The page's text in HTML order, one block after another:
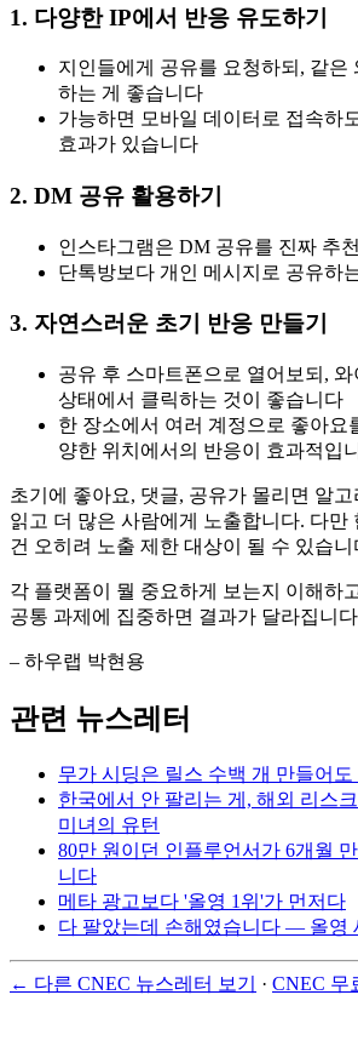
1. 다양한 IP에서 반응 유도하기
지인들에게 공유를 요청하되, 같은
하는 게 좋습니다
가능하면 모바일 데이터로 접속하
효과가 있습니다
2. DM 공유 활용하기
인스타그램은 DM 공유를 진짜 추
단톡방보다 개인 메시지로 공유하
3. 자연스러운 초기 반응 만들기
공유 후 스마트폰으로 열어보되,
상태에서 클릭하는 것이 좋습니다
한 장소에서 여러 계정으로 좋아요
양한 위치에서의 반응이 효과적입
초기에 좋아요, 댓글, 공유가 몰리면 알
읽고 더 많은 사람에게 노출합니다. 다만
건 오히려 노출 제한 대상이 될 수 있습니
각 플랫폼이 뭘 중요하게 보는지 이해하
공통 과제에 집중하면 결과가 달라집니
– 하우랩 박현용
관련 뉴스레터
무가 시딩은 릴스 수백 개 만들어도
한국에서 안 팔리는 게, 해외 리스
미녀의 유턴
80만 원이던 인플루언서가 6개월
니다
메타 광고보다 '올영 1위'가 먼저다
다 팔았는데 손해였습니다 — 올영
← 다른 CNEC 뉴스레터 보기 · CNEC 무